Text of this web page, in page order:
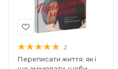
2
Переписати життя: як і